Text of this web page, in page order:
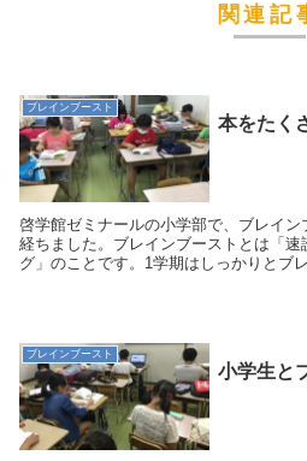
関連記
ブレインブースト
本をたく
啓学館ゼミナールの小学部で、ブレイ
経ちました。ブレインブーストとは「
グ」のことです。1学期はしっかりとブ
ブレインブースト
小学生と